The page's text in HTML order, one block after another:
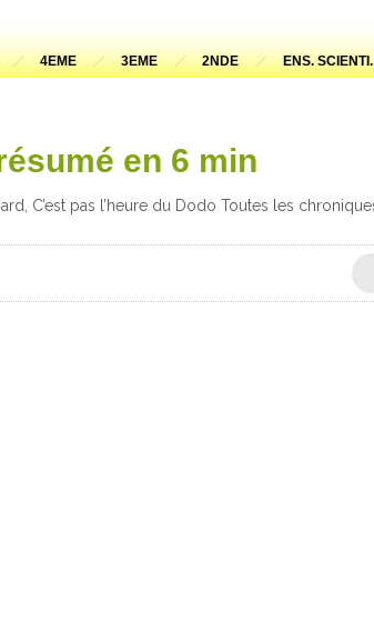
4EME 3EME 2NDE ENS. SCIENTI.
en 6 min
C’est pas l’heure du Dodo Toutes les